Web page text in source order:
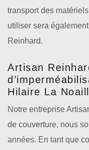
transport des
utiliser sera
Reinhard.
Artisan
Hilaire La
Notre entreprise
de couverture, nous
années. En tant que